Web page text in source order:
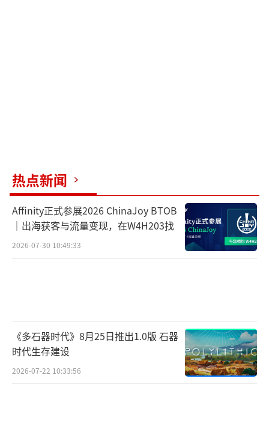
热点新闻
Affinity正式参展2026 ChinaJoy BTOB
｜出海获客与流量变现，在W4H203找
2026-07-30 10:49:33
《多石器时代》8月25日推出1.0版 石器
时代生存建设
2026-07-22 10:33:56